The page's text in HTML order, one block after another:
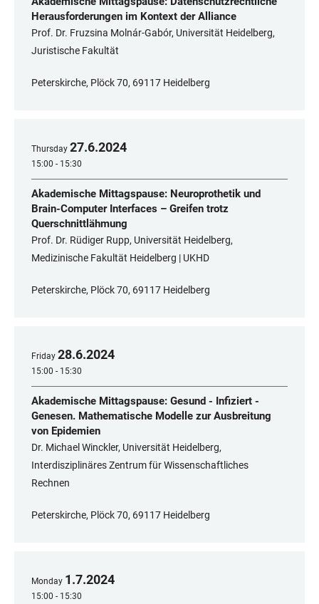
Herausforderungen im Kontext der Alliance
Prof. Dr. Fruzsina Molnár-Gabór, Universität Heidelberg,
Juristische Fakultät
Peterskirche, Plöck 70, 69117 Heidelberg
Thursday 27.6.2024
15:00 - 15:30
Akademische Mittagspause: Neuroprothetik und
Brain-Computer Interfaces – Greifen trotz
Querschnittlähmung
Prof. Dr. Rüdiger Rupp, Universität Heidelberg,
Medizinische Fakultät Heidelberg | UKHD
Peterskirche, Plöck 70, 69117 Heidelberg
Friday 28.6.2024
15:00 - 15:30
Akademische Mittagspause: Gesund - Infiziert -
Genesen. Mathematische Modelle zur Ausbreitung
von Epidemien
Dr. Michael Winckler, Universität Heidelberg,
Interdisziplinäres Zentrum für Wissenschaftliches
Rechnen
Peterskirche, Plöck 70, 69117 Heidelberg
Monday 1.7.2024
15:00 - 15:30